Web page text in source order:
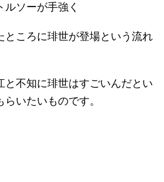
ソーが手強く
ところに琲世が登場という流れ
と不知に琲世はすごいんだとい
いたいものです。